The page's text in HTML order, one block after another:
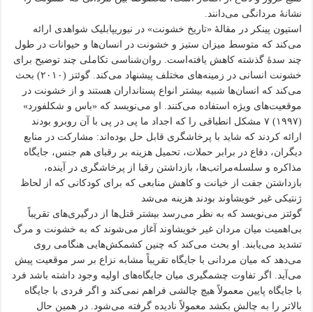
نشانهٔ مردانگی می‌دانند.
استیون پینکر در مقالهٔ «تاریخ خشونت» در نیوریپابلیک شواهدی ارائه
می‌کند که متوسط میزان ستیز و خشونت در انسان‌ها و حیوانات در طول
چند سدهٔ گذشته کاهش یافته‌است. روان‌شناسی تکاملی چند توضیح برای
خشونت انسانی در زمینه‌های مختلف پیشنهاد می‌کند. گوئتز (۲۰۱۰) بحث
می‌کند که انسان‌ها شبیه بیشتر انواع پستانداران هستند و از خشونت در
موقعیت‌های ویژه استفاده می‌کنند. او می‌نویسد که «باس و شکلفورد»
(۱۹۹۷) ۷ مشکل انطباقی را که اجداد ما پی در پی با آن روبرو بودند
ارائه کردند که شاید با پرخاشگری قابل حل بوده‌اند: مشارکت در منابع
دیگران، دفاع در برابر حملات، تحمیل هزینه بر رقبای هم جنس، جایگاه
مذاکره و سلسله‌مراتب‌ها، بازداشتن رقبا از پرخاشگری در آینده،
بازداشتن جفت از خیانت و کاهش منابعی که برای کودکانی که از لحاظ
ژنتیکی غیر خویشاوند بودند هزینه می‌شد
گوئتز می‌نویسد که به نظر می‌رسد بیشتر قتل‌ها از درگیری‌های تقریباً
بی‌اهمیت میان مردان غیر خویشاوند آغاز می‌شوند که به خشونت و مرگ
تشدید می‌یابند. او بحث می‌کند که چنین کشمکش‌هایی هنگامی روی
می‌دهد که میان مردانی با جایگاه تقریباً مشابه نزاع بر سر موقعیت پیش
می‌آید. اگر تفاوت چشمگیری میان جایگاه‌های اولیه وجود داشته باشد فرد
با جایگاه پایین معمولاً هیچ چالشی فراهم نمی‌کند و اگر فردی با جایگاه
بالاتر را به چالش بکشد معمولاً نادیده گرفته می‌شود. در همین حال